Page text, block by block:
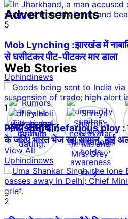
Advertisements
Web Stories
अन्य समाचार
View All
5
Mob Lynching :झारखंड में
से घसीटकर पीट-पीटकर मार डाला
Uphindinews
1
Pakistan’s nefarious ploy :
के जरिए भारत भेज रहा सामान, हाई
Uphindinews
2